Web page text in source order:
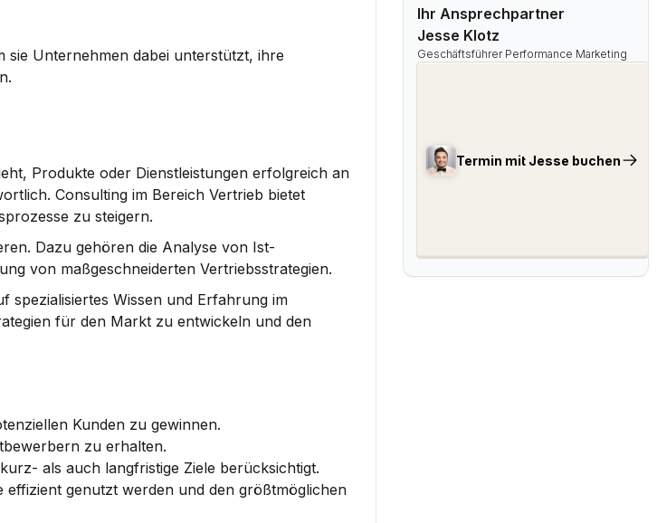
Ihr Ansprechpartner
Jesse Klotz
Geschäftsführer Performance Marketing
Termin mit Jesse buchen
sie Unternehmen dabei unterstützt, ihre
Produkte oder Dienstleistungen erfolgreich an
Consulting im Bereich Vertrieb bietet
zu steigern.
Dazu gehören die Analyse von Ist-
von maßgeschneiderten Vertriebsstrategien.
spezialisiertes Wissen und Erfahrung im
für den Markt zu entwickeln und den
Kunden zu gewinnen.
zu erhalten.
als auch langfristige Ziele berücksichtigt.
effizient genutzt werden und den größtmöglichen